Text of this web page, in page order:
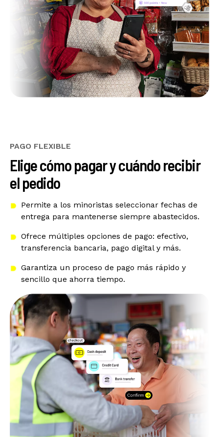
PAGO FLEXIBLE
Elige cómo pagar y cuándo recibir
el pedido
Permite a los minoristas seleccionar fechas de
entrega para mantenerse siempre abastecidos.
Ofrece múltiples opciones de pago: efectivo,
transferencia bancaria, pago digital y más.
Garantiza un proceso de pago más rápido y
sencillo que ahorra tiempo.